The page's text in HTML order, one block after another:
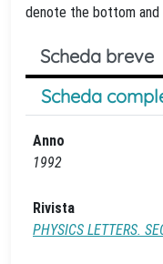
denote the bottom and
Scheda breve
Scheda
Anno
1992
Rivista
PHYSICS LETTERS.